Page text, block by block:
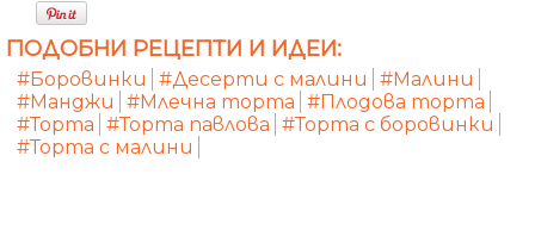
ПОДОБНИ РЕЦЕПТИ И ИДЕИ:
#Боровинки #Десерти с малини
#Малини
#Манджи
#Млечна торта #Плодова торта
#Торта #Торта павлова #Торта с боровинки
#Торта с малини